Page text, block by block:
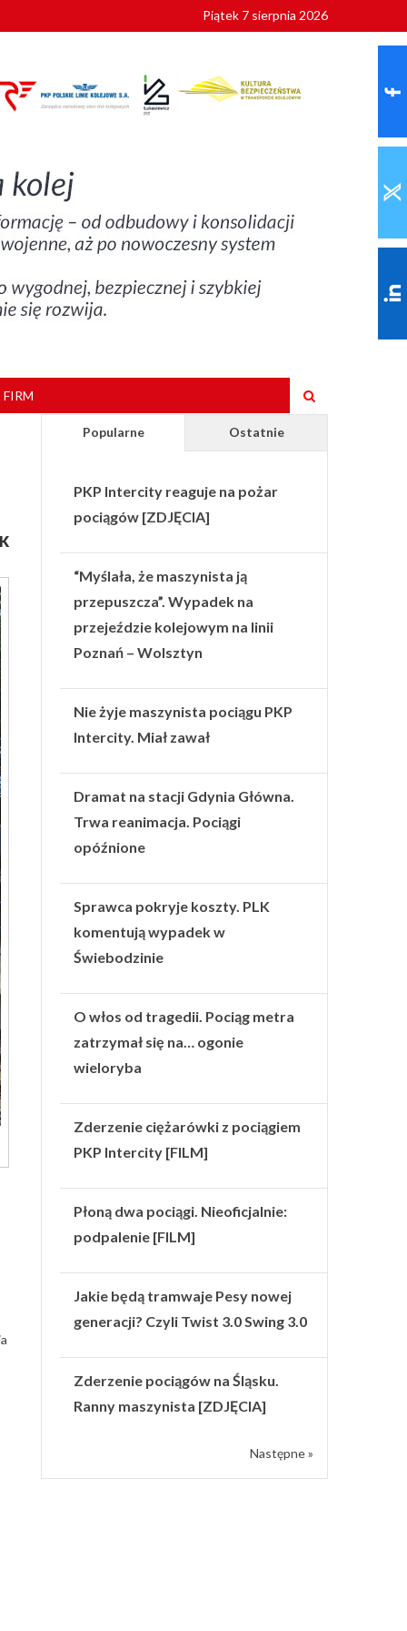
Piątek 7 sierpnia 2026
Popularne Ostatnie
PKP Intercity reaguje na pożar
pociągów [ZDJĘCIA]
“Myślała, że maszynista ją
przepuszcza”. Wypadek na
przejeździe kolejowym na linii
Poznań – Wolsztyn
Nie żyje maszynista pociągu PKP
Intercity. Miał zawał
Dramat na stacji Gdynia Główna.
Trwa reanimacja. Pociągi
opóźnione
Sprawca pokryje koszty. PLK
komentują wypadek w
Świebodzinie
O włos od tragedii. Pociąg metra
zatrzymał się na… ogonie
wieloryba
Zderzenie ciężarówki z pociągiem
PKP Intercity [FILM]
Płoną dwa pociągi. Nieoficjalnie:
podpalenie [FILM]
Jakie będą tramwaje Pesy nowej
generacji? Czyli Twist 3.0 Swing 3.0
Zderzenie pociągów na Śląsku.
Ranny maszynista [ZDJĘCIA]
Następne »